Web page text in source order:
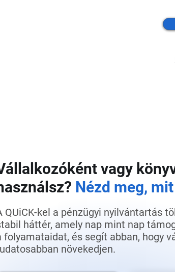
vagy
Nézd meg,
QUiCK-kel a pénzügyi nyilvántartás
háttér, amely nap mint nap
folyamataidat, és segít abban, hogy
növekedjen.